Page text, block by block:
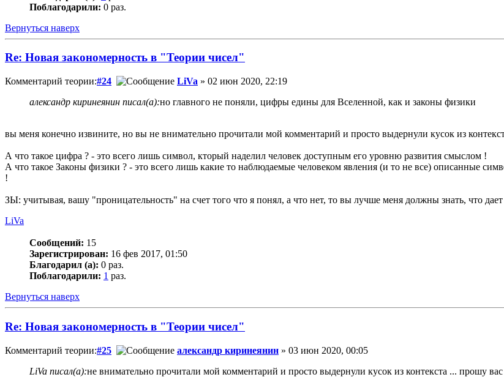
Поблагодарили: 0 раз.
Вернуться наверх
Re: Новая закономерность в "Теории чисел"
Комментарий теории:#24 LiVa » 02 июн 2020, 22:19
александр киринеянин писал(а):но главного не поняли, цифры едины для Вселенной, как и законы физики
вы меня конечно извините, но вы не внимательно прочитали мой комментарий и просто выдернули кусок из
А что такое цифра ? - это всего лишь символ, кторый наделил человек доступным его уровню развития смыслом !
А что такое Законы физики ? - это всего лишь какие то наблюдаемые человеком явления (и то не все) описанные
!
ЗЫ: учитывая, вашу "проницательность" на счет того что я понял, а что нет, то вы лучше меня должны знать, что
LiVa
Сообщений: 15
Зарегистрирован: 16 фев 2017, 01:50
Благодарил (а): 0 раз.
Поблагодарили: 1 раз.
Вернуться наверх
Re: Новая закономерность в "Теории чисел"
Комментарий теории:#25 александр киринеянин » 03 июн 2020, 00:05
LiVa писал(а):не внимательно прочитали мой комментарий и просто выдернули кусок из контекста ...